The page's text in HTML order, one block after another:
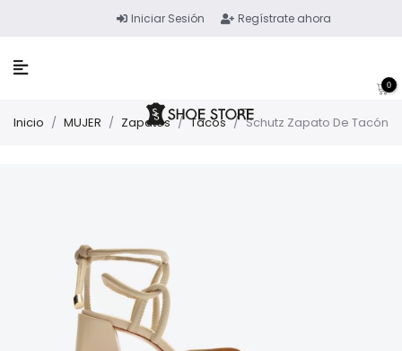
Iniciar Sesión Regístrate ahora
0
Inicio / MUJER / Zapatos / Tacos / Schutz Zapato De Tacón